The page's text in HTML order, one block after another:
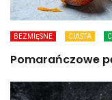
BEZMIĘSNE CIASTA
Pomarańczowe